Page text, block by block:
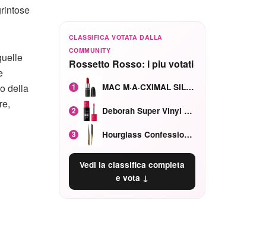
della
CLASSIFICA VOTATA DALLA
COMMUNITY
Rossetto Rosso: i piu votati
1 MAC M·A·CXIMAL SILKY MATTE Red Rock mat
2 Deborah Super Vinyl Shake Rosa Ciliegia
3 Hourglass Confession Ricaricabile Ultra Preciso Ad Alta Intensità Secretly Classic Red
Vedi la classifica completa
e vota ↓